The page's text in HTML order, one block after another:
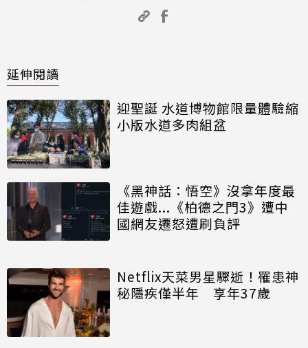
延伸閱讀
迎聖誕 水道博物館限量體驗縮
小版水道多肉組盆
《黑神話：悟空》沒拿年度最
佳遊戲...《柏德之門3》遭中
國網友遷怒遭刷負評
Netflix天菜男星驟逝！罹患神
秘隱疾僅半年 享年37歲